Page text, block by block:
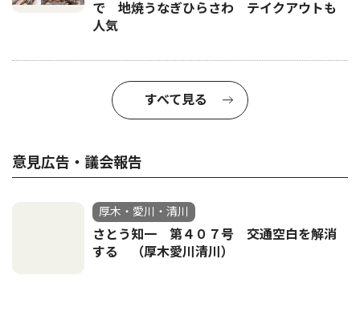
で 地焼うなぎひらさわ テイクアウトも
人気
すべて見る
意見広告・議会報告
厚木・愛川・清川
さとう知一 第４０７号 交通空白を解消
する （厚木愛川清川）